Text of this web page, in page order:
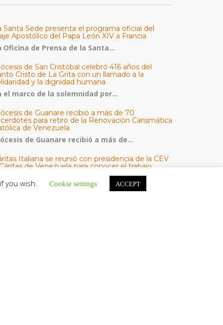
Santa Sede presenta el programa oficial del
Apostólico del Papa León XIV a Francia
Oficina de Prensa de la Santa...
de San Cristóbal celebró 416 años del
Cristo de La Grita con un llamado a la
y la dignidad humana
el marco de la solemnidad por...
de Guanare recibió a más de 70
para retiro de la Renovación Carismática
de Venezuela
de Guanare recibió a más de...
Italiana se reunió con presidencia de la CEV
de Venezuela para conocer el trabajo
delegación encabezada por el padre Marco...
you wish. Cookie settings ACCEPT